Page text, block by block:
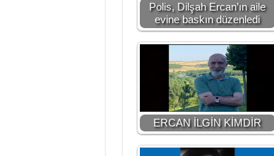
Polis, Dilşah Ercan’ın aile
evine baskın düzenledi
ERCAN İLGİN KİMDİR